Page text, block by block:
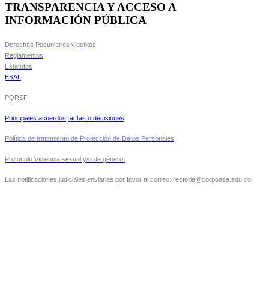
TRANSPARENCIA Y ACCESO A
INFORMACIÓN PÚBLICA
Derechos Pecuniarios vigentes
Reglamentos
Estatutos
ESAL
PQRSF
Principales acuerdos, actas o decisiones
Política de tratamiento de Protección de Datos Personales
Protocolo Violencia sexual y/o de género
Las notificaciones judiciales enviarlas por favor al correo: rectoria@corpoasa.edu.co